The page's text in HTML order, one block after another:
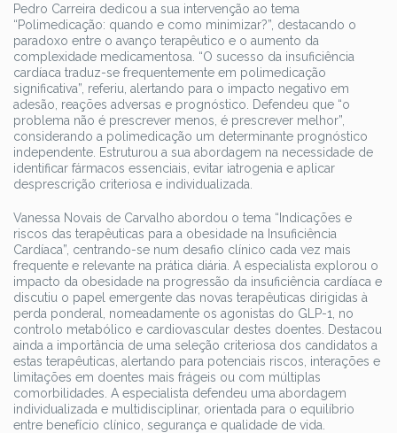
Pedro Carreira dedicou a sua intervenção ao tema
“Polimedicação: quando e como minimizar?”, destacando o
paradoxo entre o avanço terapêutico e o aumento da
complexidade medicamentosa. “O sucesso da insuficiência
cardíaca traduz-se frequentemente em polimedicação
significativa”, referiu, alertando para o impacto negativo em
adesão, reações adversas e prognóstico. Defendeu que “o
problema não é prescrever menos, é prescrever melhor”,
considerando a polimedicação um determinante prognóstico
independente. Estruturou a sua abordagem na necessidade de
identificar fármacos essenciais, evitar iatrogenia e aplicar
desprescrição criteriosa e individualizada.
Vanessa Novais de Carvalho abordou o tema “Indicações e
riscos das terapêuticas para a obesidade na Insuficiência
Cardíaca”, centrando-se num desafio clínico cada vez mais
frequente e relevante na prática diária. A especialista explorou o
impacto da obesidade na progressão da insuficiência cardíaca e
discutiu o papel emergente das novas terapêuticas dirigidas à
perda ponderal, nomeadamente os agonistas do GLP-1, no
controlo metabólico e cardiovascular destes doentes. Destacou
ainda a importância de uma seleção criteriosa dos candidatos a
estas terapêuticas, alertando para potenciais riscos, interações e
limitações em doentes mais frágeis ou com múltiplas
comorbilidades. A especialista defendeu uma abordagem
individualizada e multidisciplinar, orientada para o equilíbrio
entre benefício clínico, segurança e qualidade de vida.